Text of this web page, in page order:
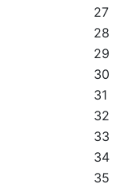
27
28
29
30
31
32
33
34
35